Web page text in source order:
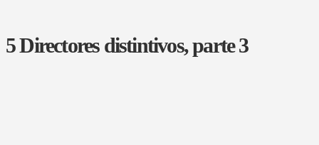
5 Directores distintivos, parte 3